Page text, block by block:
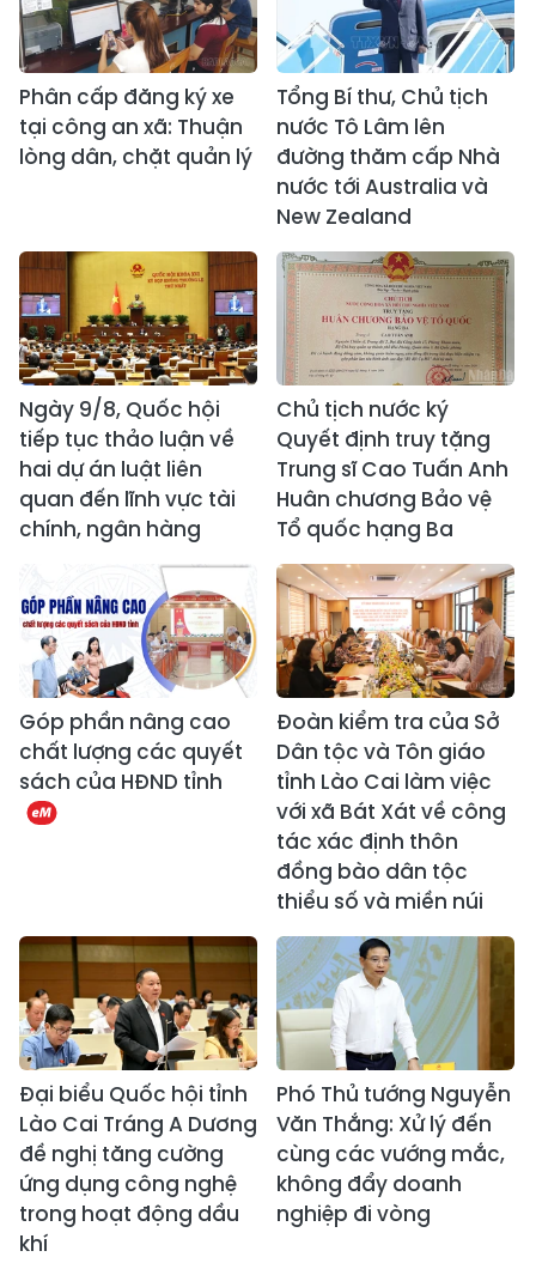
Phân cấp đăng ký xe
tại công an xã: Thuận
lòng dân, chặt quản lý
Tổng Bí thư, Chủ tịch
nước Tô Lâm lên
đường thăm cấp Nhà
nước tới Australia và
New Zealand
Ngày 9/8, Quốc hội
tiếp tục thảo luận về
hai dự án luật liên
quan đến lĩnh vực tài
chính, ngân hàng
Chủ tịch nước ký
Quyết định truy tặng
Trung sĩ Cao Tuấn Anh
Huân chương Bảo vệ
Tổ quốc hạng Ba
Góp phần nâng cao
chất lượng các quyết
sách của HĐND tỉnh
Đoàn kiểm tra của Sở
Dân tộc và Tôn giáo
tỉnh Lào Cai làm việc
với xã Bát Xát về công
tác xác định thôn
đồng bào dân tộc
thiểu số và miền núi
Đại biểu Quốc hội tỉnh
Lào Cai Tráng A Dương
đề nghị tăng cường
ứng dụng công nghệ
trong hoạt động dầu
khí
Phó Thủ tướng Nguyễn
Văn Thắng: Xử lý đến
cùng các vướng mắc,
không đẩy doanh
nghiệp đi vòng